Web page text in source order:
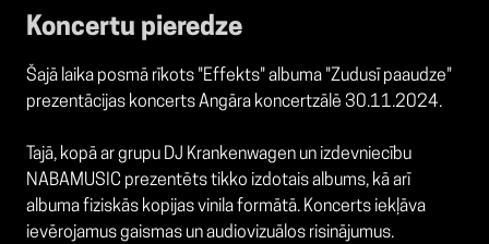
Koncertu pieredze
Šajā laika posmā rīkots "Effekts" albuma "Zudusī paaudze"
prezentācijas koncerts Angāra koncertzālē 30.11.2024.
Tajā, kopā ar grupu DJ Krankenwagen un izdevniecību
NABAMUSIC prezentēts tikko izdotais albums, kā arī
albuma fiziskās kopijas vinila formātā. Koncerts iekļāva
ievērojamus gaismas un audiovizuālos risinājumus.